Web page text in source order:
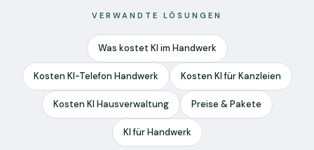
VERWANDTE LÖSUNGEN
Was kostet KI im Handwerk
Kosten KI-Telefon Handwerk Kosten KI für Kanzleien
Kosten KI Hausverwaltung Preise & Pakete
KI für Handwerk